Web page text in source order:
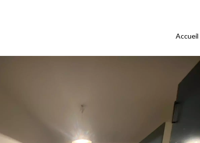
Accueil